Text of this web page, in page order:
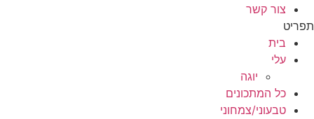
צור קשר
תפריט
בית
עלי
יוגה
כל המתכונים
טבעוני/צמחוני